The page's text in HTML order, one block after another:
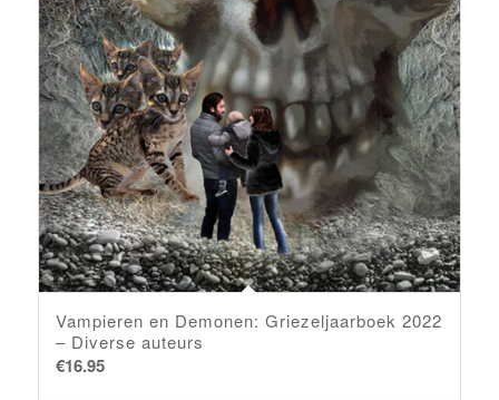
Vampieren en Demonen: Griezeljaarboek 2022
– Diverse auteurs
€16.95